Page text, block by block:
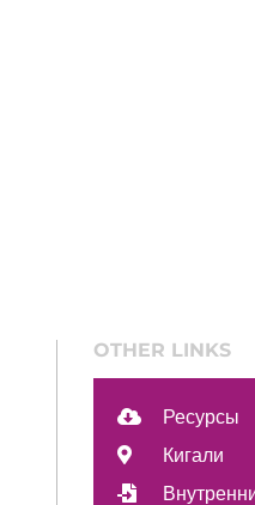
OTHER LINKS
Ресурсы
Кигали